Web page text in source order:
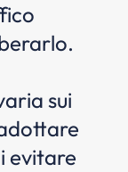
sui
evitare